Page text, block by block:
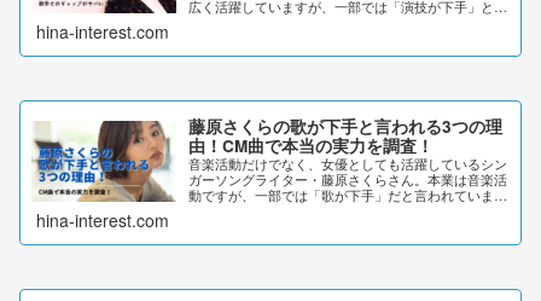
広く活躍していますが、一部では「演技が下手」と言
み...
hina-interest.com
藤原さくらの歌が下手と言われる3つの理
由！CM曲で本当の実力を調査！
音楽活動だけでなく、女優としても活躍しているシン
ガーソングライター・藤原さくらさん。本業は音楽活
動ですが、一部では「歌が下手」だと言われていま
の...
hina-interest.com